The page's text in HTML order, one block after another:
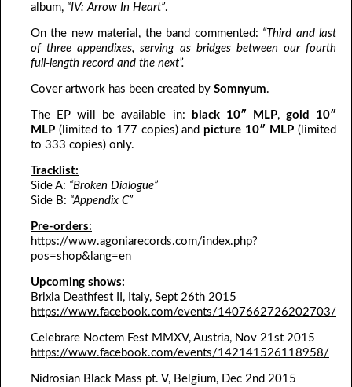
album, “IV: Arrow In Heart”.
On the new material, the band commented: “Third and last
of three appendixes, serving as bridges between our fourth
full-length record and the next”.
Cover artwork has been created by Somnyum.
The EP will be available in: black 10″ MLP,gold 10″
MLP (limited to 177 copies) and picture 10″ MLP (limited
to 333 copies) only.
Tracklist:
Side A: “Broken Dialogue”
Side B: “Appendix C”
Pre-orders:
https://www.agoniarecords.com/index.php?
pos=shop&lang=en
Upcoming shows:
Brixia Deathfest II, Italy, Sept 26th 2015
https://www.facebook.com/events/1407662726202703/
Celebrare Noctem Fest MMXV, Austria, Nov 21st 2015
https://www.facebook.com/events/142141526118958/
Nidrosian Black Mass pt. V, Belgium, Dec 2nd 2015